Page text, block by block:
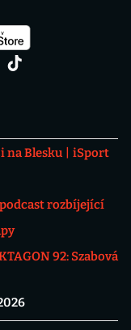
na Blesku
iSport
rozbíjející
92: Szabová